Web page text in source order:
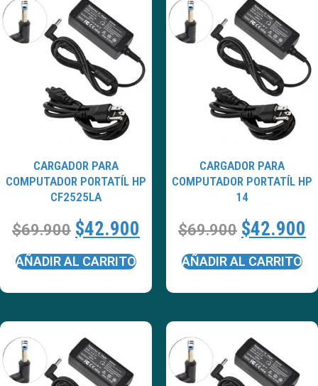
CARGADOR PARA
COMPUTADOR PORTATÍL HP
CF2525LA
$69.900 $42.900
AÑADIR AL CARRITO
CARGADOR PARA
COMPUTADOR PORTATÍL HP
14
$69.900 $42.900
AÑADIR AL CARRITO